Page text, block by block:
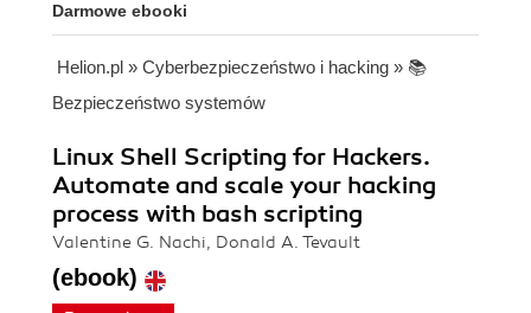
Darmowe ebooki
Helion.pl » Cyberbezpieczeństwo i hacking » 📚
Bezpieczeństwo systemów
Linux Shell Scripting for Hackers.
Automate and scale your hacking
process with bash scripting
Valentine G. Nachi, Donald A. Tevault
(ebook)